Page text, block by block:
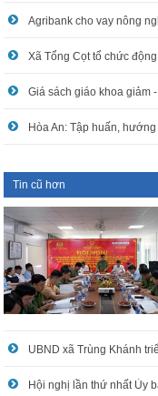
Agribank cho vay nông
Giá sách giáo khoa giảm
Tin cũ hơn
UBND xã Trùng Khánh